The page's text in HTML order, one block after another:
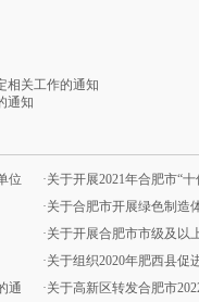
相关工作的通知
通知
位
通
·关于开展2021年合肥市“
·关于合肥市开展绿色制造
·关于开展合肥市市级及以
·关于组织2020年肥西县促
·关于高新区转发合肥市